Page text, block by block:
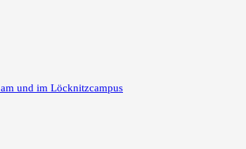
und im Löcknitzcampus